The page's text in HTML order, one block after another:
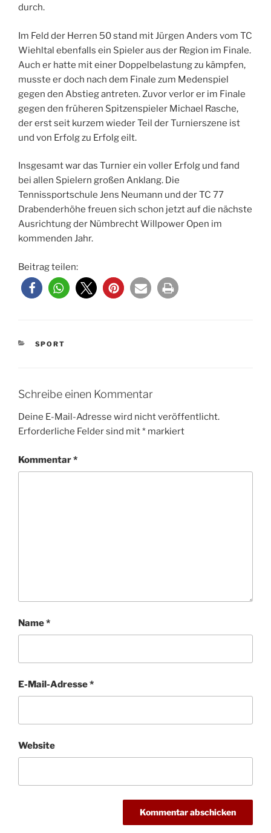
durch.
Im Feld der Herren 50 stand mit Jürgen Anders vom TC
Wiehltal ebenfalls ein Spieler aus der Region im Finale.
Auch er hatte mit einer Doppelbelastung zu kämpfen,
musste er doch nach dem Finale zum Medenspiel
gegen den Abstieg antreten. Zuvor verlor er im Finale
gegen den früheren Spitzenspieler Michael Rasche,
der erst seit kurzem wieder Teil der Turnierszene ist
und von Erfolg zu Erfolg eilt.
Insgesamt war das Turnier ein voller Erfolg und fand
bei allen Spielern großen Anklang. Die
Tennissportschule Jens Neumann und der TC 77
Drabenderhöhe freuen sich schon jetzt auf die nächste
Ausrichtung der Nümbrecht Willpower Open im
kommenden Jahr.
Beitrag teilen:
KATEGORIEN
SPORT
Schreibe einen Kommentar
Deine E-Mail-Adresse wird nicht veröffentlicht.
Erforderliche Felder sind mit* markiert
Kommentar*
Name*
E-Mail-Adresse*
Website